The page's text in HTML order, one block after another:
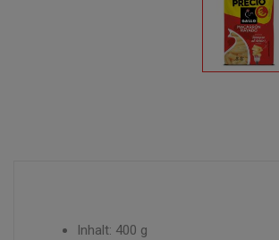
Inhalt: 400 g